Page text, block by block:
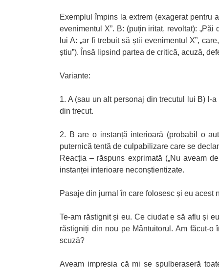
Exemplul împins la extrem (exagerat pentru
evenimentul X”. B: (puțin iritat, revoltat):
lui A: „ar fi trebuit să știi evenimentul X”,
știu”). Însă lipsind partea de critică, acuză,
Variante:
1. A (sau un alt personaj din trecutul lui B) l-
din trecut.
2. B are o instanță interioară (probabil o
puternică tentă de culpabilizare care se
Reacția – răspuns exprimată („Nu aveam
instanței interioare neconștientizate.
Pasaje din jurnal în care folosesc și eu acest
Te-am răstignit și eu. Ce ciudat e să aflu și
răstigniți din nou pe Mântuitorul. Am făcut-
scuză?
Aveam impresia că mi se spulberaseră